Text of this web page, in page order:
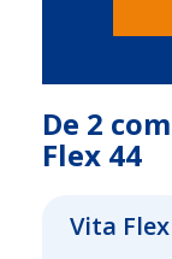
De 2
Flex 44
Vita Flex